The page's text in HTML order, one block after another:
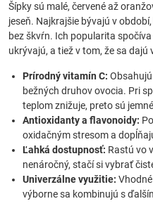
Šípky sú malé, červené až
jeseň. Najkrajšie bývajú v
bez škvŕn. Ich popularita
ukrývajú, a tiež v tom, že sa
Prírodný vitamín C:
bežných druhov ovocia. Pri
teplom znižuje, preto sú
Antioxidanty a flavonoidy:
oxidačným stresom a
Ľahká dostupnosť: Rastú vo
nenáročný, stačí si vybrať
Univerzálne využitie:
výborne sa kombinujú s